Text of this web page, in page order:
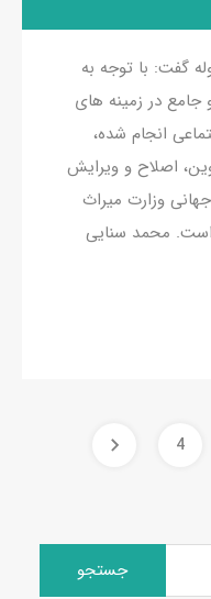
گفت: با توجه به
جامع در زمینه های
انجام شده،
اصلاح و ویرایش
وزارت میراث
محمد سنایی
4
جستجو